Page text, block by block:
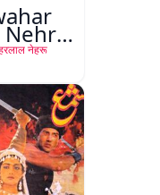
Nehru
e-
नेहरू